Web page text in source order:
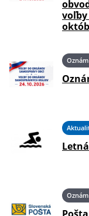
voľby